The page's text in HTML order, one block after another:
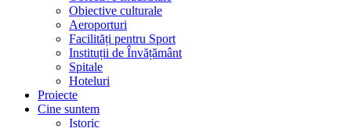
Obiective culturale
Aeroporturi
Facilități pentru Sport
Instituții de Învățământ
Spitale
Hoteluri
Proiecte
Cine suntem
Istoric